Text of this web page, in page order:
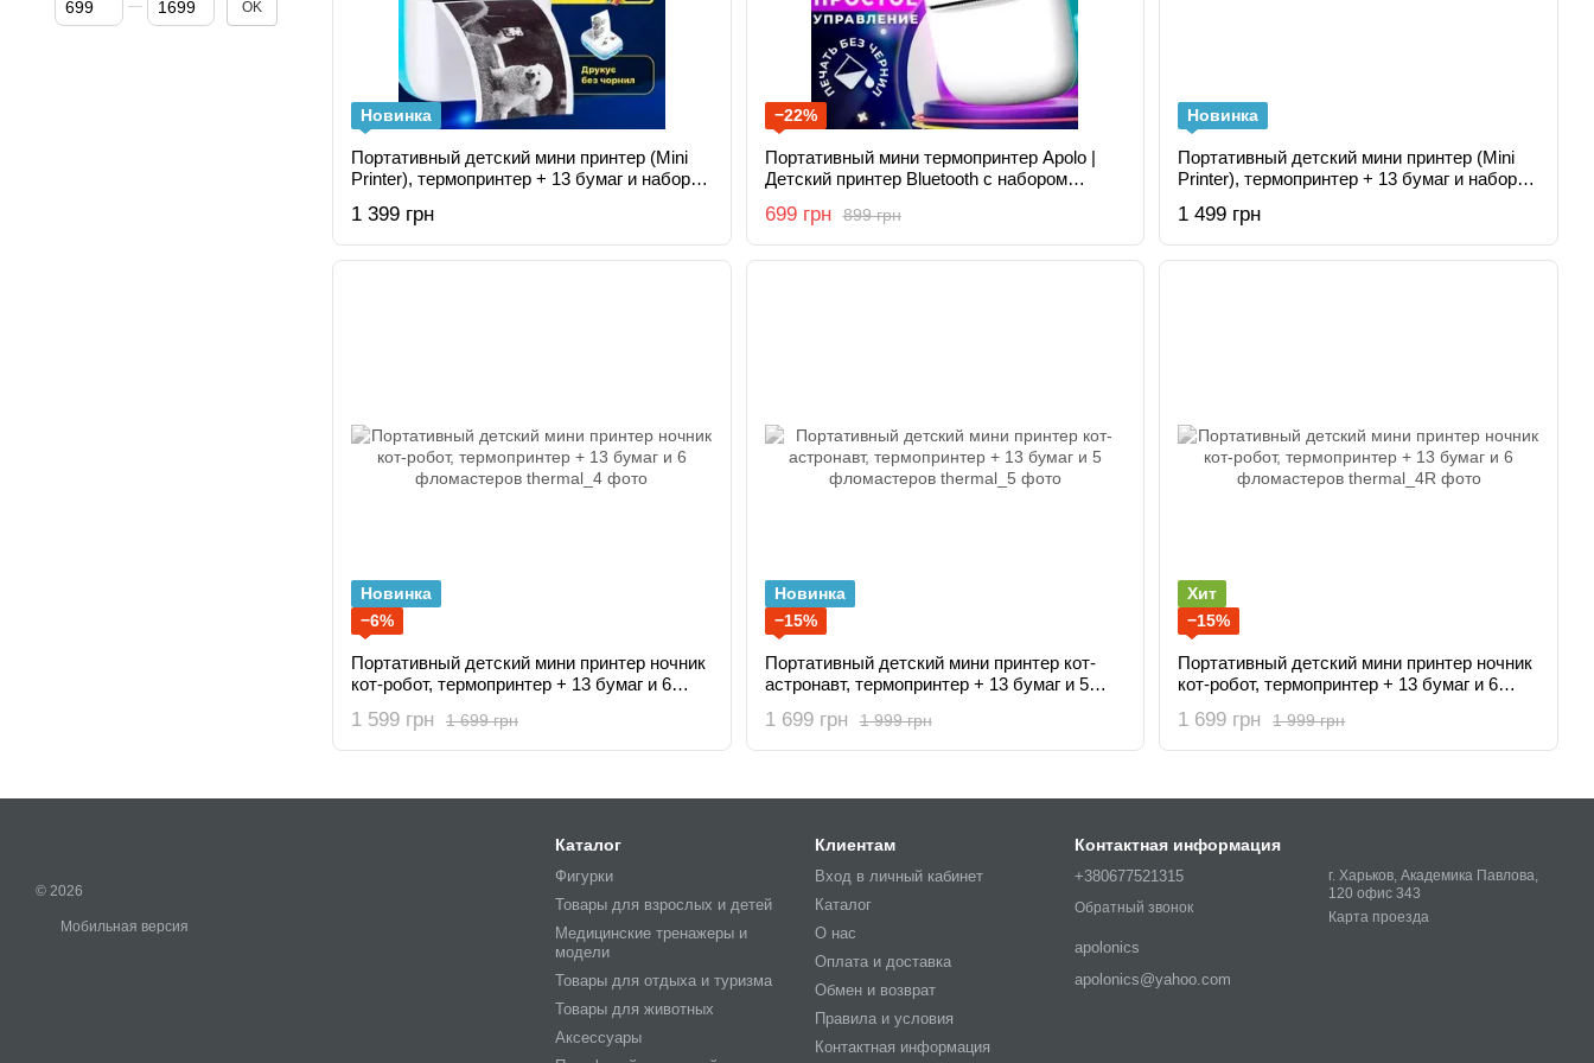
Новинка
Портативный детский мини принтер (Mini
Printer), термопринтер + 13 бумаг и набор
1 399 грн
−22%
Портативный мини термопринтер Apolo |
Детский принтер Bluetooth с набором
899 грн
699 грн
Новинка
Портативный детский мини принтер (Mini
Printer), термопринтер + 13 бумаг и набор 6
1 499 грн
Новинка
−6%
Портативный детский мини принтер ночник
кот-робот, термопринтер + 13 бумаг и 6
1 699 грн
1 599 грн
Новинка
−15%
Портативный детский мини принтер кот-
астронавт, термопринтер + 13 бумаг и 5
1 999 грн
1 699 грн
Хит
−15%
Портативный детский мини принтер ночник
кот-робот, термопринтер + 13 бумаг и 6
1 999 грн
1 699 грн
OK
© 2026
Мобильная версия
Каталог
Фигурки
Товары для взрослых и детей
Медицинские тренажеры и
модели
Товары для отдыха и туризма
Товары для животных
Аксессуары
Клиентам
Вход в личный кабинет
Каталог
О нас
Оплата и доставка
Обмен и возврат
Правила и условия
Контактная информация
Контактная информация
+380677521315
Обратный звонок
apolonics
apolonics@yahoo.com
г. Харьков, Академика Павлова,
120 офис 343
Карта проезда